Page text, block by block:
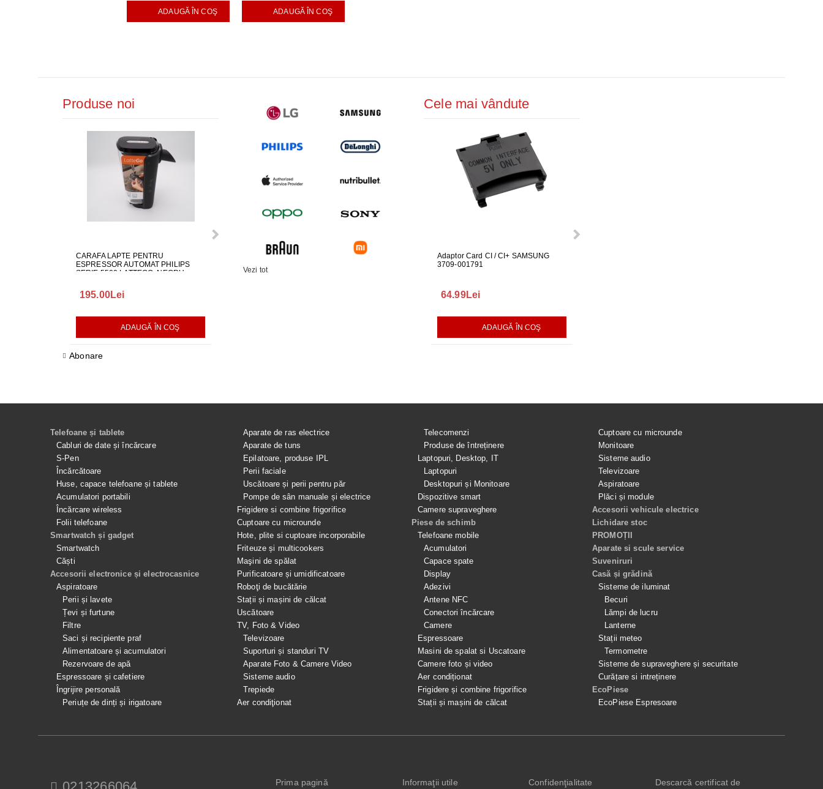
ADAUGĂ ÎN COŞ ADAUGĂ ÎN COŞ
Produse noi
CARAFA LAPTE PENTRU
ESPRESSOR AUTOMAT PHILIPS
SERIE 5500 LATTEGO, NEGRU,
195.00Lei
ADAUGĂ ÎN COŞ
ALIMENTATOR PENTRU MONITOR
CABLU ONE CONNECT PENTRU
TELEVIZOR SAMSUNG
FURTUN EVACUARE PENTRU
Abonare
Vezi tot
Cele mai vândute
Adaptor Card CI / CI+ SAMSUNG
3709-001791
64.99Lei
ADAUGĂ ÎN COŞ
Telefoane și tablete
Cabluri de date și încărcare
S-Pen
Încărcătoare
Huse, capace telefoane și tablete
Acumulatori portabili
Încărcare wireless
Folii telefoane
Smartwatch și gadget
Smartwatch
Căști
Accesorii electronice și electrocasnice
Aspiratoare
Perii și lavete
Țevi și furtune
Filtre
Saci și recipiente praf
Alimentatoare și acumulatori
Rezervoare de apă
Espressoare și cafetiere
Îngrijire personală
Periuțe de dinți și irigatoare
Aparate de ras electrice
Aparate de tuns
Epilatoare, produse IPL
Perii faciale
Uscătoare și perii pentru păr
Pompe de sân manuale și electrice
Frigidere si combine frigorifice
Cuptoare cu microunde
Hote, plite si cuptoare incorporabile
Friteuze și multicookers
Maşini de spălat
Purificatoare și umidificatoare
Roboţi de bucătărie
Stații și mașini de călcat
Uscătoare
TV, Foto & Video
Televizoare
Suporturi și standuri TV
Aparate Foto & Camere Video
Sisteme audio
Trepiede
Aer condiţionat
Telecomenzi
Produse de întreținere
Laptopuri, Desktop, IT
Laptopuri
Desktopuri și Monitoare
Dispozitive smart
Camere supraveghere
Piese de schimb
Telefoane mobile
Acumulatori
Capace spate
Display
Adezivi
Antene NFC
Conectori încărcare
Camere
Espressoare
Masini de spalat si Uscatoare
Camere foto și video
Aer condiționat
Frigidere și combine frigorifice
Stații și mașini de călcat
Cuptoare cu microunde
Monitoare
Sisteme audio
Televizoare
Aspiratoare
Plăci și module
Accesorii vehicule electrice
Lichidare stoc
PROMOȚII
Aparate si scule service
Suveniruri
Casă și grădină
Sisteme de iluminat
Becuri
Lămpi de lucru
Lanterne
Stații meteo
Termometre
Sisteme de supraveghere și securitate
Curățare si intreținere
EcoPiese
EcoPiese Espresoare
Prima pagină Informaţii utile Confidenţialitate
Descarcă certificat de